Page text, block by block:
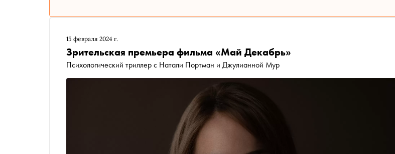
15 февраля 2024 г.
Зрительская премьера фильма «Май Декабрь»
Психологический триллер с Натали Портман и Джулианной Мур